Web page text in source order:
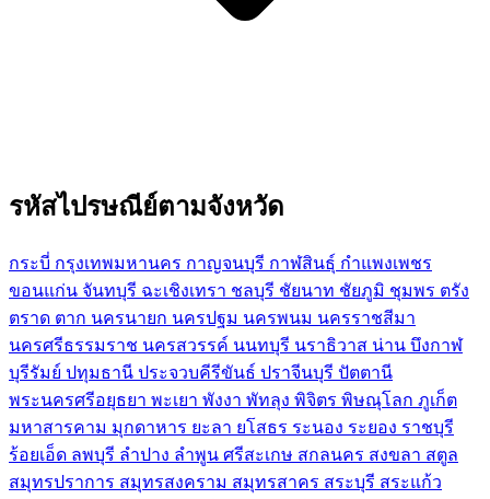
รหัสไปรษณีย์ตามจังหวัด
กระบี่ กรุงเทพมหานคร กาญจนบุรี กาฬสินธุ์ กำแพงเพชร
ขอนแก่น จันทบุรี ฉะเชิงเทรา ชลบุรี ชัยนาท ชัยภูมิ ชุมพร ตรัง
ตราด ตาก นครนายก นครปฐม นครพนม นครราชสีมา
นครศรีธรรมราช นครสวรรค์ นนทบุรี นราธิวาส น่าน บึงกาฬ
บุรีรัมย์ ปทุมธานี ประจวบคีรีขันธ์ ปราจีนบุรี ปัตตานี
พระนครศรีอยุธยา พะเยา พังงา พัทลุง พิจิตร พิษณุโลก ภูเก็ต
มหาสารคาม มุกดาหาร ยะลา ยโสธร ระนอง ระยอง ราชบุรี
ร้อยเอ็ด ลพบุรี ลำปาง ลำพูน ศรีสะเกษ สกลนคร สงขลา สตูล
สมุทรปราการ สมุทรสงคราม สมุทรสาคร สระบุรี สระแก้ว